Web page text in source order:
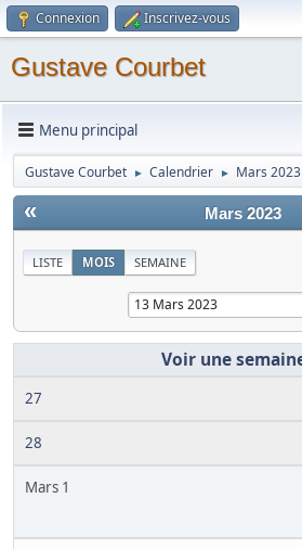
Connexion Inscrivez-vous
Gustave Courbet
Menu principal
Gustave Courbet ► Calendrier ► Mars 2023
« Mars 2023
LISTE MOIS SEMAINE
27
28
Mars 1